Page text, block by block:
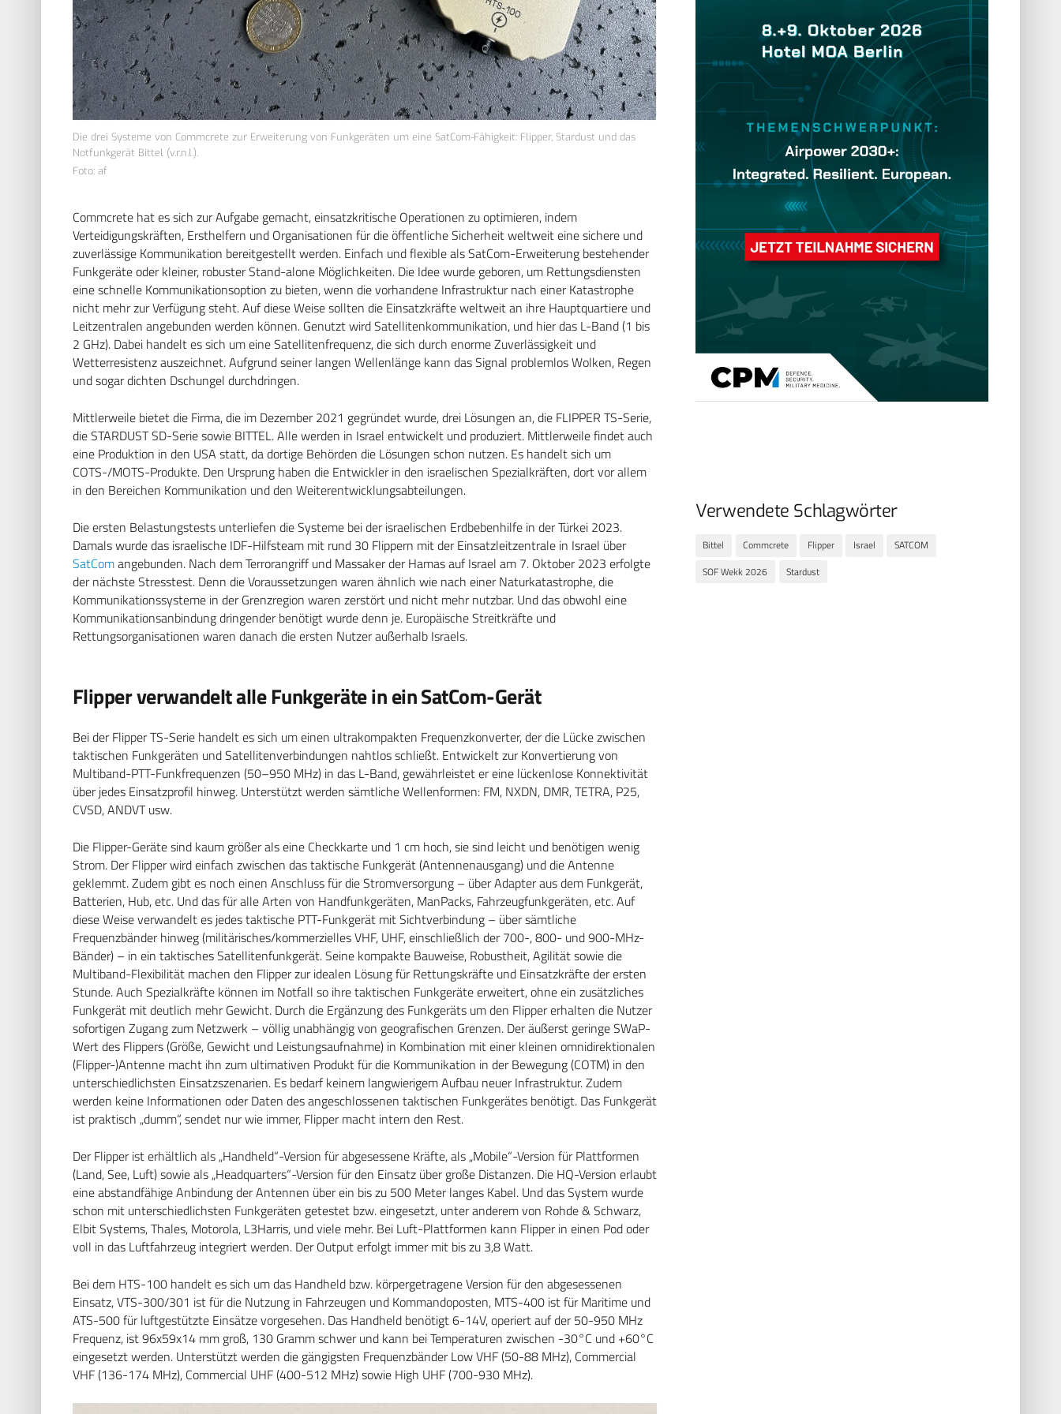
Die drei Systeme von Commcrete zur Erweiterung von Funkgeräten um eine SatCom-Fähigkeit: Flipper, Stardust und das
Notfunkgerät Bittel (v.r.n.l.).
Foto: af
Commcrete hat es sich zur Aufgabe gemacht, einsatzkritische Operationen zu optimieren, indem
Verteidigungskräften, Ersthelfern und Organisationen für die öffentliche Sicherheit weltweit eine sichere und
zuverlässige Kommunikation bereitgestellt werden. Einfach und flexible als SatCom-Erweiterung bestehender
Funkgeräte oder kleiner, robuster Stand-alone Möglichkeiten. Die Idee wurde geboren, um Rettungsdiensten
eine schnelle Kommunikationsoption zu bieten, wenn die vorhandene Infrastruktur nach einer Katastrophe
nicht mehr zur Verfügung steht. Auf diese Weise sollten die Einsatzkräfte weltweit an ihre Hauptquartiere und
Leitzentralen angebunden werden können. Genutzt wird Satellitenkommunikation, und hier das L-Band (1 bis
2 GHz). Dabei handelt es sich um eine Satellitenfrequenz, die sich durch enorme Zuverlässigkeit und
Wetterresistenz auszeichnet. Aufgrund seiner langen Wellenlänge kann das Signal problemlos Wolken, Regen
und sogar dichten Dschungel durchdringen.
Mittlerweile bietet die Firma, die im Dezember 2021 gegründet wurde, drei Lösungen an, die FLIPPER TS-Serie,
die STARDUST SD-Serie sowie BITTEL. Alle werden in Israel entwickelt und produziert. Mittlerweile findet auch
eine Produktion in den USA statt, da dortige Behörden die Lösungen schon nutzen. Es handelt sich um
COTS-/MOTS-Produkte. Den Ursprung haben die Entwickler in den israelischen Spezialkräften, dort vor allem
in den Bereichen Kommunikation und den Weiterentwicklungsabteilungen.
Die ersten Belastungstests unterliefen die Systeme bei der israelischen Erdbebenhilfe in der Türkei 2023.
Damals wurde das israelische IDF-Hilfsteam mit rund 30 Flippern mit der Einsatzleitzentrale in Israel über
SatComangebunden. Nach dem Terrorangriff und Massaker der Hamas auf Israel am 7. Oktober 2023 erfolgte
der nächste Stresstest. Denn die Voraussetzungen waren ähnlich wie nach einer Naturkatastrophe, die
Kommunikationssysteme in der Grenzregion waren zerstört und nicht mehr nutzbar. Und das obwohl eine
Kommunikationsanbindung dringender benötigt wurde denn je. Europäische Streitkräfte und
Rettungsorganisationen waren danach die ersten Nutzer außerhalb Israels.
Flipper verwandelt alle Funkgeräte in ein SatCom-Gerät
Bei der Flipper TS-Serie handelt es sich um einen ultrakompakten Frequenzkonverter, der die Lücke zwischen
taktischen Funkgeräten und Satellitenverbindungen nahtlos schließt. Entwickelt zur Konvertierung von
Multiband-PTT-Funkfrequenzen (50–950 MHz) in das L-Band, gewährleistet er eine lückenlose Konnektivität
über jedes Einsatzprofil hinweg. Unterstützt werden sämtliche Wellenformen: FM, NXDN, DMR, TETRA, P25,
CVSD, ANDVT usw.
Die Flipper-Geräte sind kaum größer als eine Checkkarte und 1 cm hoch, sie sind leicht und benötigen wenig
Strom. Der Flipper wird einfach zwischen das taktische Funkgerät (Antennenausgang) und die Antenne
geklemmt. Zudem gibt es noch einen Anschluss für die Stromversorgung – über Adapter aus dem Funkgerät,
Batterien, Hub, etc. Und das für alle Arten von Handfunkgeräten, ManPacks, Fahrzeugfunkgeräten, etc. Auf
diese Weise verwandelt es jedes taktische PTT-Funkgerät mit Sichtverbindung – über sämtliche
Frequenzbänder hinweg (militärisches/kommerzielles VHF, UHF, einschließlich der 700-, 800- und 900-MHz-
Bänder) – in ein taktisches Satellitenfunkgerät. Seine kompakte Bauweise, Robustheit, Agilität sowie die
Multiband-Flexibilität machen den Flipper zur idealen Lösung für Rettungskräfte und Einsatzkräfte der ersten
Stunde. Auch Spezialkräfte können im Notfall so ihre taktischen Funkgeräte erweitert, ohne ein zusätzliches
Funkgerät mit deutlich mehr Gewicht. Durch die Ergänzung des Funkgeräts um den Flipper erhalten die Nutzer
sofortigen Zugang zum Netzwerk – völlig unabhängig von geografischen Grenzen. Der äußerst geringe SWaP-
Wert des Flippers (Größe, Gewicht und Leistungsaufnahme) in Kombination mit einer kleinen omnidirektionalen
(Flipper-)Antenne macht ihn zum ultimativen Produkt für die Kommunikation in der Bewegung (COTM) in den
unterschiedlichsten Einsatzszenarien. Es bedarf keinem langwierigem Aufbau neuer Infrastruktur. Zudem
werden keine Informationen oder Daten des angeschlossenen taktischen Funkgerätes benötigt. Das Funkgerät
ist praktisch „dumm“, sendet nur wie immer, Flipper macht intern den Rest.
Der Flipper ist erhältlich als „Handheld“-Version für abgesessene Kräfte, als „Mobile“-Version für Plattformen
(Land, See, Luft) sowie als „Headquarters“-Version für den Einsatz über große Distanzen. Die HQ-Version erlaubt
eine abstandfähige Anbindung der Antennen über ein bis zu 500 Meter langes Kabel. Und das System wurde
schon mit unterschiedlichsten Funkgeräten getestet bzw. eingesetzt, unter anderem von Rohde & Schwarz,
Elbit Systems, Thales, Motorola, L3Harris, und viele mehr. Bei Luft-Plattformen kann Flipper in einen Pod oder
voll in das Luftfahrzeug integriert werden. Der Output erfolgt immer mit bis zu 3,8 Watt.
Bei dem HTS-100 handelt es sich um das Handheld bzw. körpergetragene Version für den abgesessenen
Einsatz, VTS-300/301 ist für die Nutzung in Fahrzeugen und Kommandoposten, MTS-400 ist für Maritime und
ATS-500 für luftgestützte Einsätze vorgesehen. Das Handheld benötigt 6-14V, operiert auf der 50-950 MHz
Frequenz, ist 96x59x14 mm groß, 130 Gramm schwer und kann bei Temperaturen zwischen -30°C und +60°C
eingesetzt werden. Unterstützt werden die gängigsten Frequenzbänder Low VHF (50-88 MHz), Commercial
VHF (136-174 MHz), Commercial UHF (400-512 MHz) sowie High UHF (700-930 MHz).
Verwendete Schlagwörter
Bittel Commcrete Flipper Israel
SATCOM
SOF Wekk 2026
Stardust